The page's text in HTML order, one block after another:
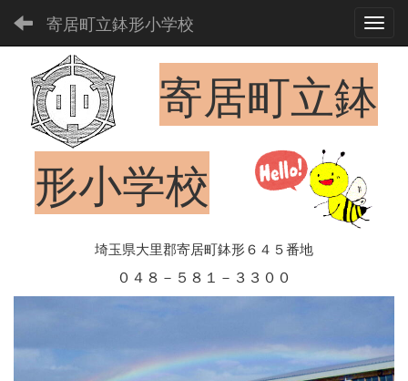
寄居町立鉢形小学校
寄居町立鉢
形小学校
埼玉県大里郡寄居町鉢形６４５番地
０４８－５８１－３３００